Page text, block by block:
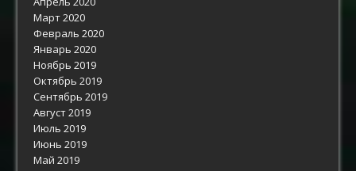
Март 2020
Февраль 2020
Январь 2020
Ноябрь 2019
Октябрь 2019
Сентябрь 2019
Август 2019
Июль 2019
Июнь 2019
Май 2019